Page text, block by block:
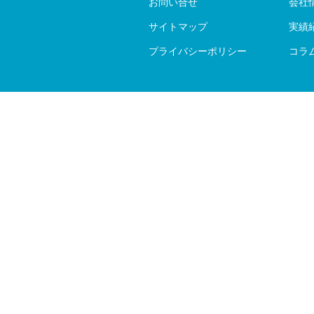
サイトマップ
プライバシーポリシー
実績
コラ